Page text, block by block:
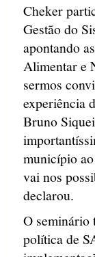
Cheker
Gestão do
apontando
Alimentar e
sermos
experiência
Bruno
município ao
vai nos
declarou.
O seminário
política de